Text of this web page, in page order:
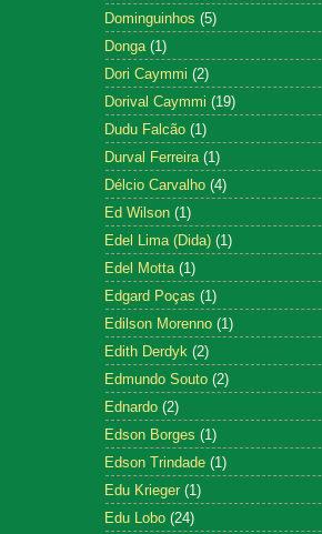
Dominguinhos (5)
Donga (1)
Dori Caymmi (2)
Dorival Caymmi (19)
Dudu Falcão (1)
Durval Ferreira (1)
Délcio Carvalho (4)
Ed Wilson (1)
Edel Lima (Dida) (1)
Edel Motta (1)
Edgard Poças (1)
Edilson Morenno (1)
Edith Derdyk (2)
Edmundo Souto (2)
Ednardo (2)
Edson Borges (1)
Edson Trindade (1)
Edu Krieger (1)
Edu Lobo (24)